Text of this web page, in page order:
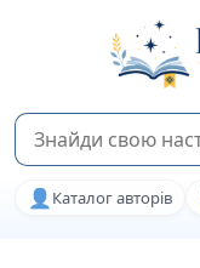
👤 Каталог авторів